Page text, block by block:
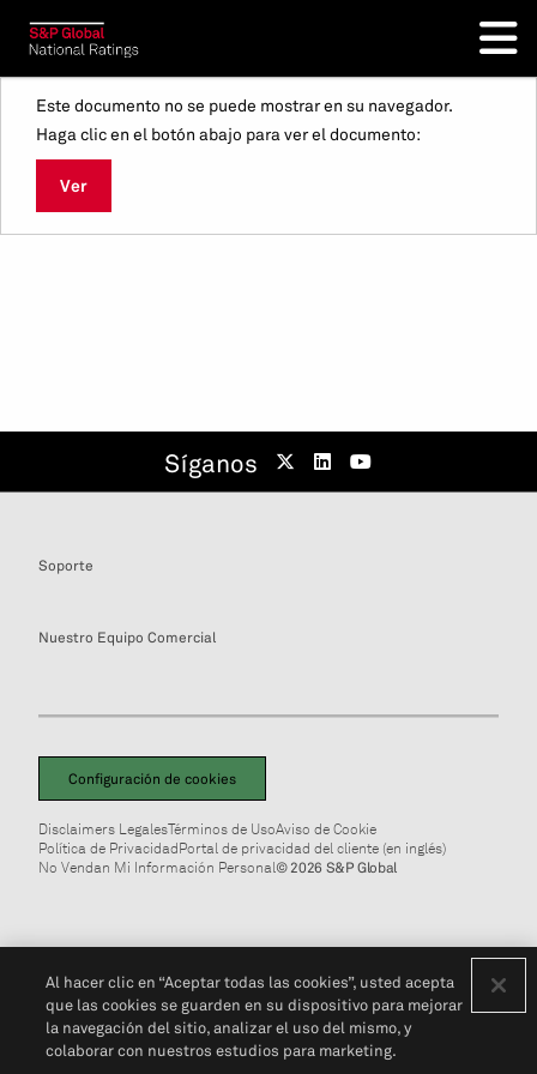
Este documento no se puede mostrar en su navegador.
Haga clic en el botón abajo para ver el documento:
Ver
Síganos
Soporte
Nuestro Equipo Comercial
Configuración de cookies
Disclaimers LegalesTérminos de UsoAviso de Cookie
Política de PrivacidadPortal de privacidad del cliente (en inglés)
No Vendan Mi Información Personal© 2026 S&P Global
Al hacer clic en “Aceptar todas las cookies”, usted acepta
que las cookies se guarden en su dispositivo para mejorar
la navegación del sitio, analizar el uso del mismo, y
colaborar con nuestros estudios para marketing.